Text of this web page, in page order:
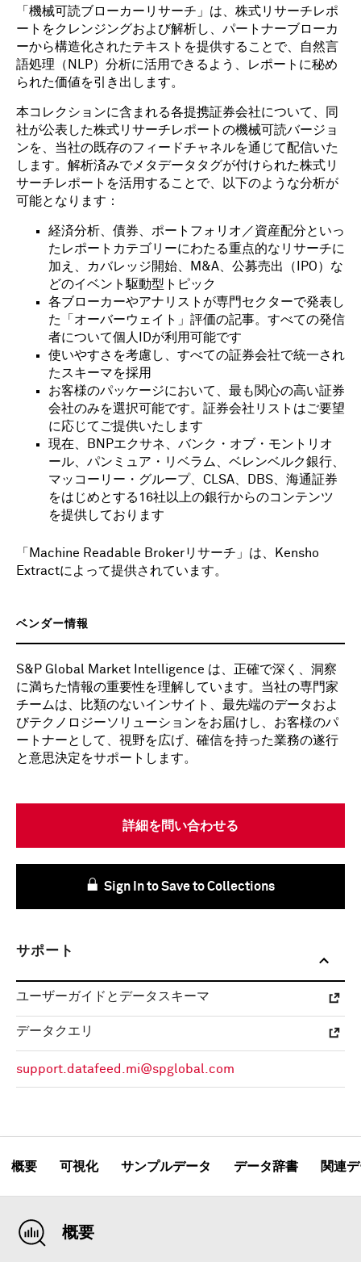
「機械可読ブローカーリサーチ」は、株式リサーチレポ
ートをクレンジングおよび解析し、パートナーブローカ
ーから構造化されたテキストを提供することで、自然言
語処理（NLP）分析に活用できるよう、レポートに秘め
られた価値を引き出します。
本コレクションに含まれる各提携証券会社について、同
社が公表した株式リサーチレポートの機械可読バージョ
ンを、当社の既存のフィードチャネルを通じて配信いた
します。解析済みでメタデータタグが付けられた株式リ
サーチレポートを活用することで、以下のような分析が
可能となります：
経済分析、債券、ポートフォリオ／資産配分といっ
たレポートカテゴリーにわたる重点的なリサーチに
加え、カバレッジ開始、M&A、公募売出（IPO）な
どのイベント駆動型トピック
各ブローカーやアナリストが専門セクターで発表し
た「オーバーウェイト」評価の記事。すべての発信
者について個人IDが利用可能です
使いやすさを考慮し、すべての証券会社で統一され
たスキーマを採用
お客様のパッケージにおいて、最も関心の高い証券
会社のみを選択可能です。証券会社リストはご要望
に応じてご提供いたします
現在、BNPエクサネ、バンク・オブ・モントリオ
ール、パンミュア・リベラム、ベレンベルク銀行、
マッコーリー・グループ、CLSA、DBS、海通証券
をはじめとする16社以上の銀行からのコンテンツ
を提供しております
「Machine Readable Brokerリサーチ」は、Kensho
Extractによって提供されています。
ベンダー情報
S&P Global Market Intelligence は、正確で深く、洞察
に満ちた情報の重要性を理解しています。当社の専門家
チームは、比類のないインサイト、最先端のデータおよ
びテクノロジーソリューションをお届けし、お客様のパ
ートナーとして、視野を広げ、確信を持った業務の遂行
と意思決定をサポートします。
詳細を問い合わせる
Sign In to Save to Collections
サポート
ユーザーガイドとデータスキーマ
データクエリ
support.datafeed.mi@spglobal.com
概要 可視化 サンプルデータ データ辞書 関連
概要